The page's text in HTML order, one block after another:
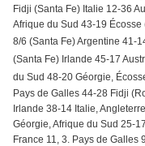
Fidji (Santa Fe) Italie 12-36
Afrique du Sud 43-19
8/6 (Santa Fe) Argentine 41-
(Santa Fe) Irlande 45-17
du Sud 48-20 Géorgie,
Pays de Galles 44-28 Fidji
Irlande 38-14 Italie,
Géorgie, Afrique du Sud 25-
France 11, 3. Pays de Galles